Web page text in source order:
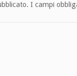
I campi